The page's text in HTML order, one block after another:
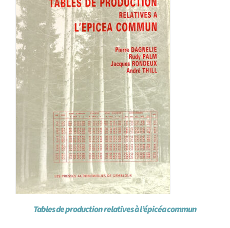
Tables de production relatives à l’épicéa commun